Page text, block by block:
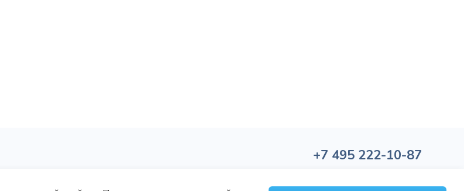
+7 495 222-10-87
Политика конфиденциальности